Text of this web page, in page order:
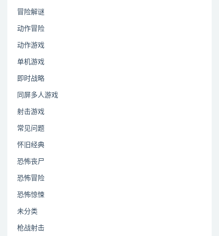
冒险解谜
动作冒险
动作游戏
单机游戏
即时战略
同屏多人游戏
射击游戏
常见问题
怀旧经典
恐怖丧尸
恐怖冒险
恐怖惊悚
未分类
枪战射击